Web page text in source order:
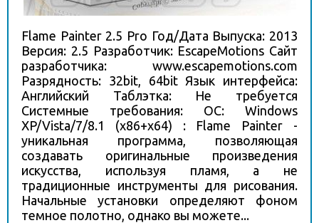
Flame Painter 2.5 Pro Год/Дата Выпуска: 2013
Версия: 2.5 Разработчик: EscapeMotions Сайт
разработчика: www.escapemotions.com
Разрядность: 32bit, 64bit Язык интерфейса:
Английский Таблэтка: Не требуется
Системные требования: ОС: Windows
XP/Vista/7/8.1 (x86+x64) : Flame Painter -
уникальная программа, позволяющая
создавать оригинальные произведения
искусства, используя пламя, а не
традиционные инструменты для рисования.
Начальные установки определяют фоном
темное полотно, однако вы можете...